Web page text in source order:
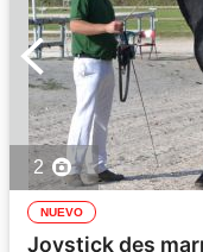
2
NUEVO
Joystick des